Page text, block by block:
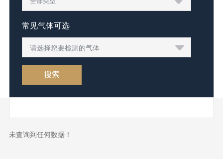
常见气体可选
请选择您要检测的气体
搜索
未查询到任何数据！